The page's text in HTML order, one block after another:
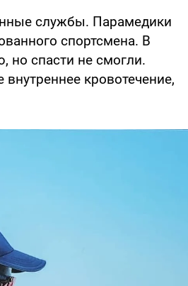
службы. Парамедики
спортсмена. В
но спасти не смогли.
кровотечение,